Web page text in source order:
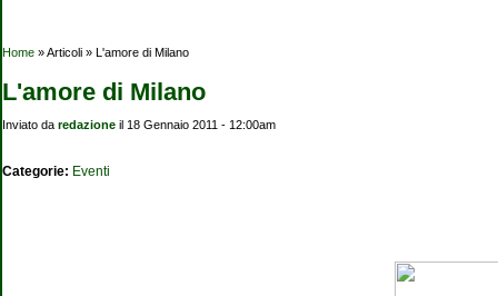
Tu sei qui
Home » Articoli » L'amore di Milano
L'amore di Milano
Inviato da redazione il 18 Gennaio 2011 - 12:00am
Categorie: Eventi